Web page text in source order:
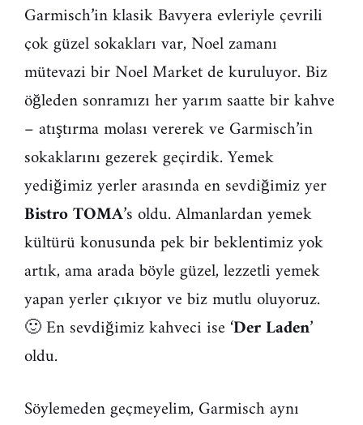
Garmisch’in klasik Bavyera evleriyle çevrili
çok güzel sokakları var, Noel zamanı
mütevazi bir Noel Market de kuruluyor. Biz
öğleden sonramızı her yarım saatte bir kahve
– atıştırma molası vererek ve Garmisch’in
sokaklarını gezerek geçirdik. Yemek
yediğimiz yerler arasında en sevdiğimiz yer
Bistro TOMA’s oldu. Almanlardan yemek
kültürü konusunda pek bir beklentimiz yok
artık, ama arada böyle güzel, lezzetli yemek
yapan yerler çıkıyor ve biz mutlu oluyoruz.
🙂 En sevdiğimiz kahveci ise ‘Der Laden’
oldu.
Söylemeden geçmeyelim, Garmisch aynı